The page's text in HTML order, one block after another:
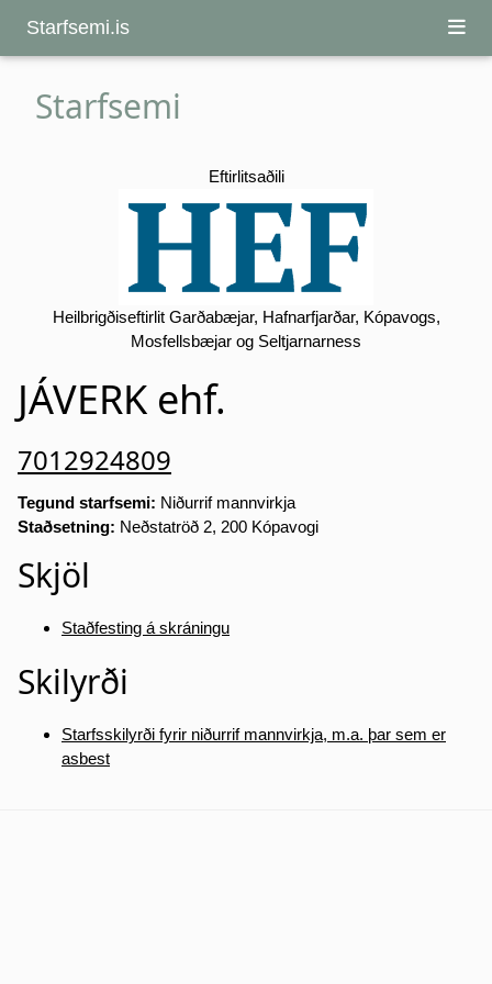
Starfsemi.is
Starfsemi
Eftirlitsaðili
Heilbrigðiseftirlit Garðabæjar, Hafnarfjarðar, Kópavogs,
Mosfellsbæjar og Seltjarnarness
JÁVERK ehf.
7012924809
Tegund starfsemi: Niðurrif mannvirkja
Staðsetning: Neðstatröð 2, 200 Kópavogi
Skjöl
Staðfesting á skráningu
Skilyrði
Starfsskilyrði fyrir niðurrif mannvirkja, m.a. þar sem er
asbest